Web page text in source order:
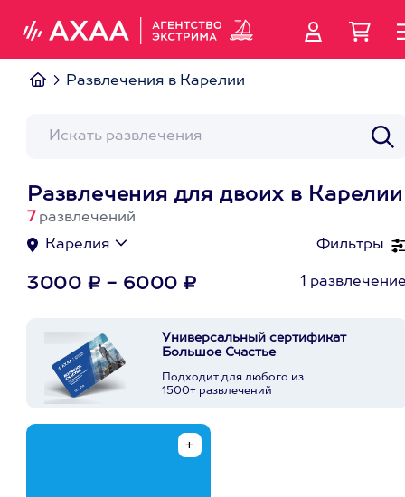
Развлечения в Карелии
Развлечения для двоих в Карелии
7 развлечений
Фильтры
Карелия
3000 ₽ - 6000 ₽ 1
Универсальный сертификат
Большое Счастье
Подходит для любого из
1500+ развлечений